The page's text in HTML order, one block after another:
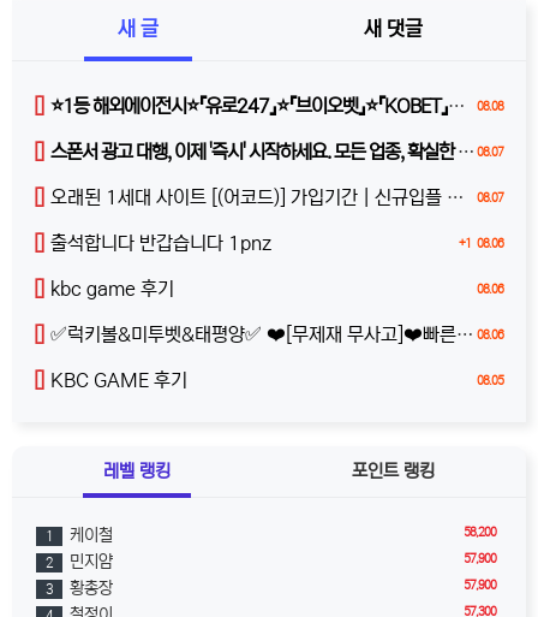
새 글 새 댓글
08.08
⭐️1등 해외에이전시⭐️『유로247』⭐️『브이오벳』⭐️『KOBET』⭐️『원커넥트』⭐️ z8b9
08.07
스폰서 광고 대행, 이제 '즉시' 시작하세요. 모든 업종, 확실한 반응
08.07
오래된 1세대 사이트 [(어코드)] 가입기간 | 신규입플 5+5 | 업계최고배당
+1 08.06
출석합니다 반갑습니다 1pnz
08.06
kbc game 후기
08.06
✅럭키볼&미투벳&태평양✅ ❤️[무제재 무사고]❤️빠른충환❤️완전 무제재❤️100%받치기❤️
08.05
KBC GAME 후기
레벨 랭킹 포인트 랭킹
58,200
1 케이철
57,900
2 민지얌
57,900
3 황총장
57,300